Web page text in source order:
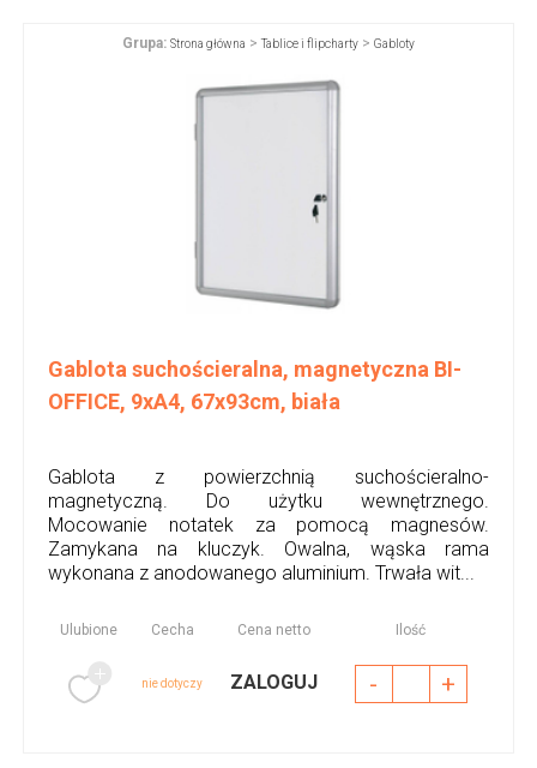
Grupa: Strona główna >Tablice i flipcharty > Gabloty
Gablota suchościeralna, magnetyczna BI-
OFFICE, 9xA4, 67x93cm, biała
Gablota z powierzchnią suchościeralno-
magnetyczną. Do użytku wewnętrznego.
Mocowanie notatek za pomocą magnesów.
Zamykana na kluczyk. Owalna, wąska rama
wykonana z anodowanego aluminium. Trwała wit...
Ulubione Cecha Cena netto Ilość
nie dotyczy ZALOGUJ - +